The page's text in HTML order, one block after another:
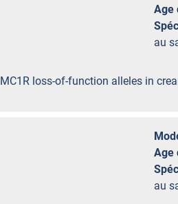
Age
au
loss-of-function alleles in
Age
au